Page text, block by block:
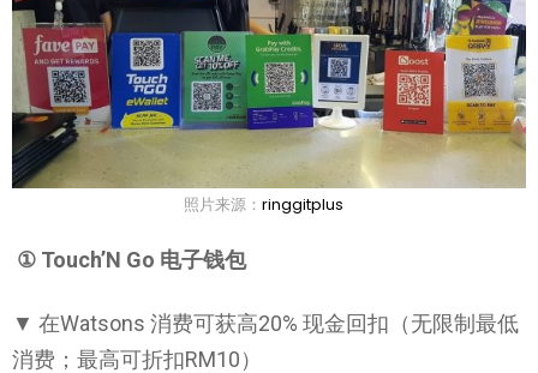
照片来源： ringgitplus
① Touch’N Go 电子钱包
▼ 在Watsons 消费可获高20% 现金回扣（无限制最低
消费；最高可折扣RM10）